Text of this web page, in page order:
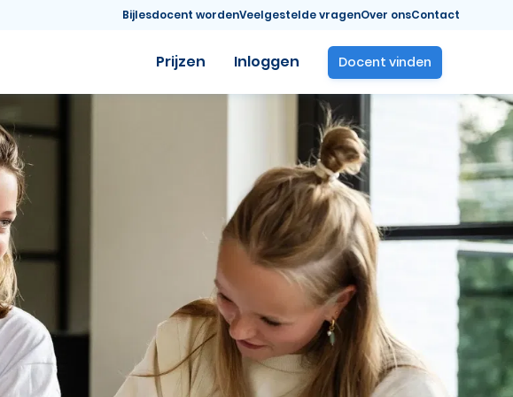
Bijlesdocent wordenVeelgestelde vragenOver onsContact
Prijzen Inloggen Docent vinden